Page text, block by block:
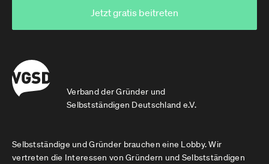
Verband der Gründer und
Selbstständigen Deutschland e.V.
Jetzt gratis beitreten
Selbstständige und Gründer brauchen eine Lobby. Wir
vertreten die Interessen von Gründern und Selbstständigen